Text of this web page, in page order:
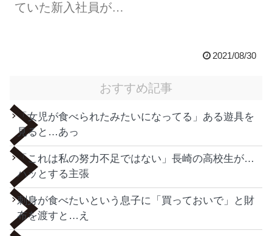
ていた新入社員が…
2021/08/30
おすすめ記事
「女児が食べられたみたいになってる」ある遊具を
見ると…あっ
「これは私の努力不足ではない」長崎の高校生が…
ハッとする主張
刺身が食べたいという息子に「買っておいで」と財
布を渡すと…え